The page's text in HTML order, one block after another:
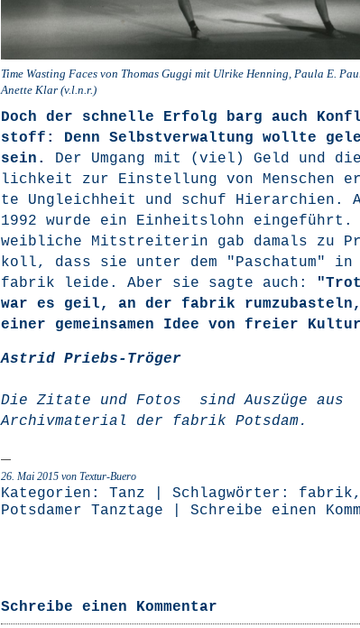
Time Was­ting Faces von Tho­mas Gug­gi mit Ulri­ke Hen­ning, Pau­la E.
Anet­te Klar (v.l.n.r.)
Doch der schnel­le Erfolg barg auch
stoff: Denn Selbst­ver­wal­tung woll­te
sein.
Der Umgang mit (viel) Geld und
lich­keit zur Ein­stel­lung von Men­schen
te Ungleich­heit und schuf Hier­ar­chien.
1992 wur­de ein Ein­heits­lohn ein­ge­führt.
weib­li­che Mit­strei­te­rin gab damals zu
koll, dass sie unter dem "Pascha­tum" in
fabrik lei­de. Aber sie sag­te auch:
war es geil, an der fabrik
einer gemein­sa­men Idee von frei­er
Astrid Priebs-Trö­ger
Die Zita­te und Fotos sind Aus­zü­ge aus
Archiv­ma­te­ri­al der fabrik Potsdam.
26. Mai 2015 von Textur-Buero
Kategorien: Tanz | Schlagwörter: fabrik,
Potsdamer Tanztage
Schreibe einen
Schreibe einen Kommentar